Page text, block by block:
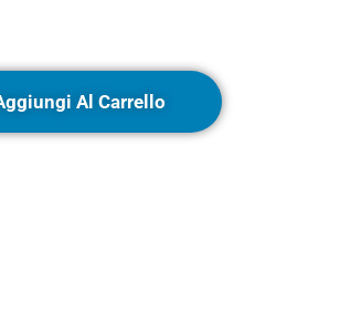
Al Carrello